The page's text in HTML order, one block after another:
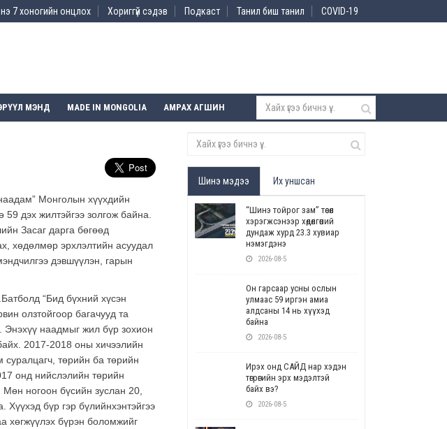
7 хоногийн онцлох Хориггүй сэдэв Подкаст Танил биш танил COVID-19
МЭНД MADE IN MONGOLIA АМРАХ АГШИН
Монголын хүүхдийн
дэх жилтэйгээ золгож байна.
Засаг дарга бөгөөд
хөдөлмөр эрхлэлтийн асуудал
дэвшүүлэн, гарын
“Бид бүхний хүсэн
олзтойгоор багачууд та
Энэхүү наадмыг жил бүр зохион
2017-2018 оны хичээлийн
төрийн ба төрийн
онд нийслэлийн төрийн
ногоон бүсийн зуслан 20,
бүр гэр бүлийнхэнтэйгээ
хөгжүүлэх бүрэн боломжийг
Шинэ мэдээ Их уншсан
“Шинэ тойрог зам” төсөл
хэрэгжсэнээр хөдөлгөөний
дундаж хурд 23.3 хувиар
нэмэгдэнэ
2026-08-5
Он гарсаар усны ослын
улмаас 59 иргэн амиа
алдсаны 14 нь хүүхэд
байна
2026-08-5
Ирэх онд САЙД нар хэдэн
төгрөгийн эрх мэдэлтэй
байх вэ?
2026-08-5